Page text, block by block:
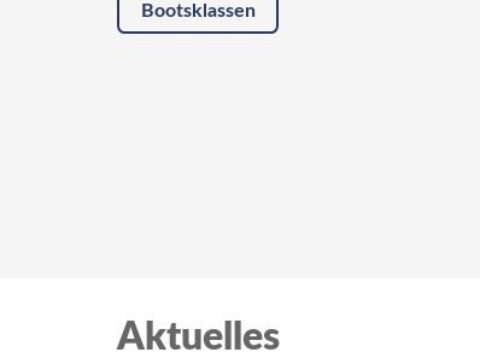
Bootsklassen
Aktuelles